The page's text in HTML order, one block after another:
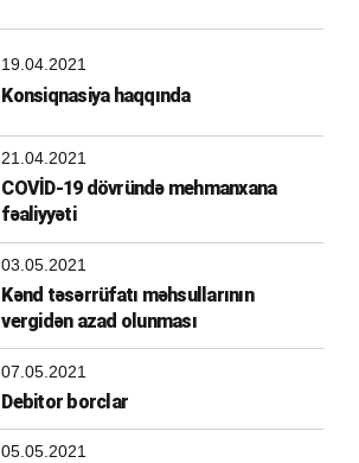
19.04.2021
Konsiqnasiya haqqında
21.04.2021
COVİD-19 dövründə mehmanxana
fəaliyyəti
03.05.2021
Kənd təsərrüfatı məhsullarının
vergidən azad olunması
07.05.2021
Debitor borclar
05.05.2021